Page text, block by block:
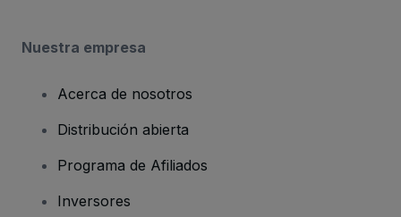
Nuestra empresa
Acerca de nosotros
Distribución abierta
Programa de Afiliados
Inversores